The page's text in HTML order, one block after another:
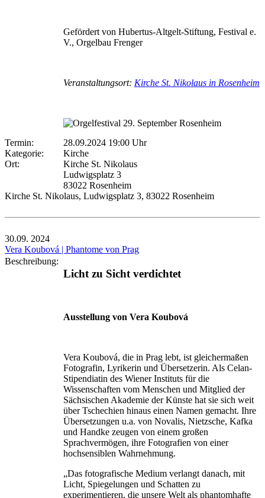
Gefördert von Hubertus-Altgelt-Stiftung, Festival e.
V., Orgelbau Frenger
Veranstaltungsort: Kirche St. Nikolaus in Rosenheim
Termin:
28.09.2024 19:00 Uhr
Kategorie:
Kirche
Ort:
Kirche St. Nikolaus
Ludwigsplatz 3
83022 Rosenheim
Kirche St. Nikolaus, Ludwigsplatz 3, 83022 Rosenheim
30.09. 2024
Vera Koubová | Phantome von Prag
Beschreibung:
Licht zu Sicht verdichtet
Ausstellung von Vera Koubová
Vera Koubová, die in Prag lebt, ist gleichermaßen
Fotografin, Lyrikerin und Übersetzerin. Als Celan-
Stipendiatin des Wiener Instituts für die
Wissenschaften vom Menschen und Mitglied der
Sächsischen Akademie der Künste hat sie sich weit
über Tschechien hinaus einen Namen gemacht. Ihre
Übersetzungen u.a. von Novalis, Nietzsche, Kafka
und Handke zeugen von einem großen
Sprachvermögen, ihre Fotografien von einer
hochsensib­len Wahrnehmung.
„Das fotografische Medium verlangt danach, mit
Licht, Spiegelungen und Schatten zu
experimentieren, die unsere Welt als phantomhafte